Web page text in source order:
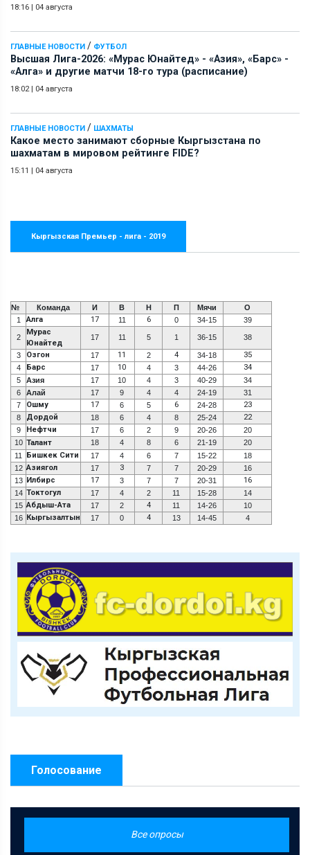
18:16 | 04 августа
ГЛАВНЫЕ НОВОСТИ / ФУТБОЛ
Высшая Лига-2026: «Мурас Юнайтед» - «Азия», «Барс» -
«Алга» и другие матчи 18-го тура (расписание)
18:02| 04 августа
ГЛАВНЫЕ НОВОСТИ / ШАХМАТЫ
Какое место занимают сборные Кыргызстана по
шахматам в мировом рейтинге FIDE?
15:11 | 04 августа
Кыргызская Премьер - лига - 2019
№ Команда И В Н П Мячи
О
1
Алга 17 11 6 0 34-15 39
2
Мурас
Юнайтед
17 11 5 1 36-15 38
3 Озгон 17 11 2 4 34-18 35
4 Барс 17 10 4 3 44-26 34
5 Азия 17 10 4 3 40-29
34
6
Алай 17 9 4 4 24-19
31
7
Ошму 17 6 5 6 24-28 23
8 Дордой 18 6 4 8 25-24 22
9 Нефтчи 17 6 2 9 20-26
20
10 Талант 18 4 8 6 21-19
20
11
Бишкек Сити 17 4 6 7 15-22
18
12 Азиягол 17 3 7 7 20-29
16
13 Илбирс 17 3 7 7 20-31 16
14 Токтогул 17 4 2 11 15-28
14
15 Абдыш-Ата 17 2 4 11 14-26
10
16 Кыргызалтын 17 0 4 13 14-45 4
Голосование
Все опросы